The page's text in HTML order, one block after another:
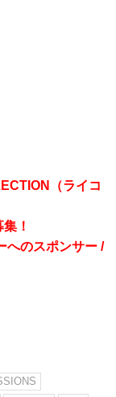
（ライコ
！
へのスポンサー /